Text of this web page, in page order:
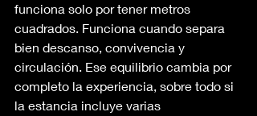
funciona solo por tener metros
cuadrados. Funciona cuando separa
bien descanso, convivencia y
circulación. Ese equilibrio cambia por
completo la experiencia, sobre todo si
la estancia incluye varias